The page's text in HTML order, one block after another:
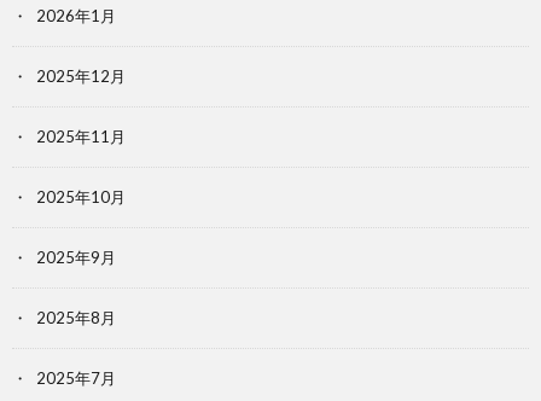
2026年1月
2025年12月
2025年11月
2025年10月
2025年9月
2025年8月
2025年7月